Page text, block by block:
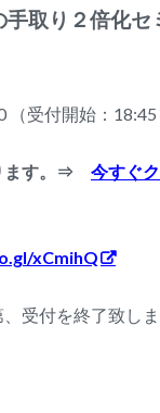
手取り２倍化セ
受付開始：18:45
ます。⇒ 今すぐ
xCmihQ
受付を終了致し